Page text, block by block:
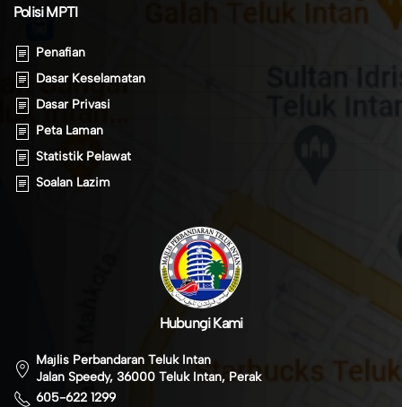
Polisi MPTI
Penafian
Dasar Keselamatan
Dasar Privasi
Peta Laman
Statistik Pelawat
Soalan Lazim
Hubungi Kami
Majlis Perbandaran Teluk Intan
Jalan Speedy, 36000 Teluk Intan, Perak
605-622 1299